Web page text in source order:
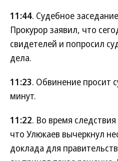
11:44. Судебное
Прокурор заявил, что
свидетелей и попросил
дела.
11:23. Обвинение просит
минут.
11:22. Во время
что Улюкаев вычеркнул
доклада для